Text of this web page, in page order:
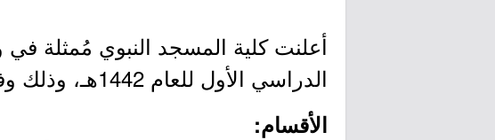
أعلنت كلية المسجد النبوي مُمثلة
الدراسي الأول للعام 1442هـ، وذلك وفقاً للشروط وطريقة التسجيل الموضحة أدناه.
الأقسام: